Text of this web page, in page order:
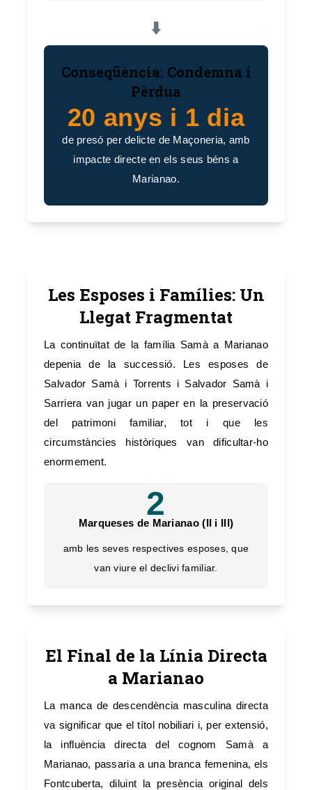
⬇️
Conseqüència: Condemna i
Pèrdua
20 anys i 1 dia
de presó per delicte de Maçoneria, amb
impacte directe en els seus béns a
Marianao.
Les Esposes i Famílies: Un
Llegat Fragmentat
La continuïtat de la família Samà a Marianao
depenia de la successió. Les esposes de
Salvador Samà i Torrents i Salvador Samà i
Sarriera van jugar un paper en la preservació
del patrimoni familiar, tot i que les
circumstàncies històriques van dificultar-ho
enormement.
2
Marqueses de Marianao (II i III)
amb les seves respectives esposes, que
van viure el declivi familiar.
El Final de la Línia Directa
a Marianao
La manca de descendència masculina directa
va significar que el títol nobiliari i, per extensió,
la influència directa del cognom Samà a
Marianao, passaria a una branca femenina, els
Fontcuberta, diluint la presència original dels